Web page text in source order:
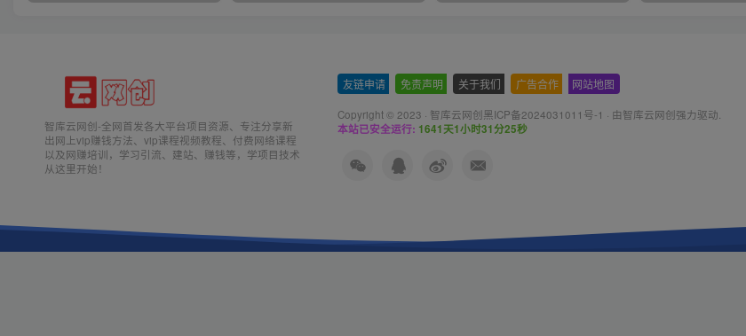
智库云网创-全网首发各大平台项目资源、专注分享新
出网上vip赚钱方法、vip课程视频教程、付费网络课程
以及网赚培训，学习引流、建站、赚钱等，学项目技术
从这里开始！
友链申请 免责声明 关于我们 广告合作 网站地图
Copyright © 2023 · 智库云网创黑ICP备2024031011号-1 · 由智库云网创强力驱动.
本站已安全运行: 1641天1小时31分26秒